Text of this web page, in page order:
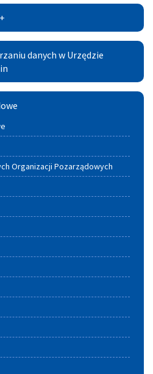
danych w Urzędzie
Organizacji Pozarządowych